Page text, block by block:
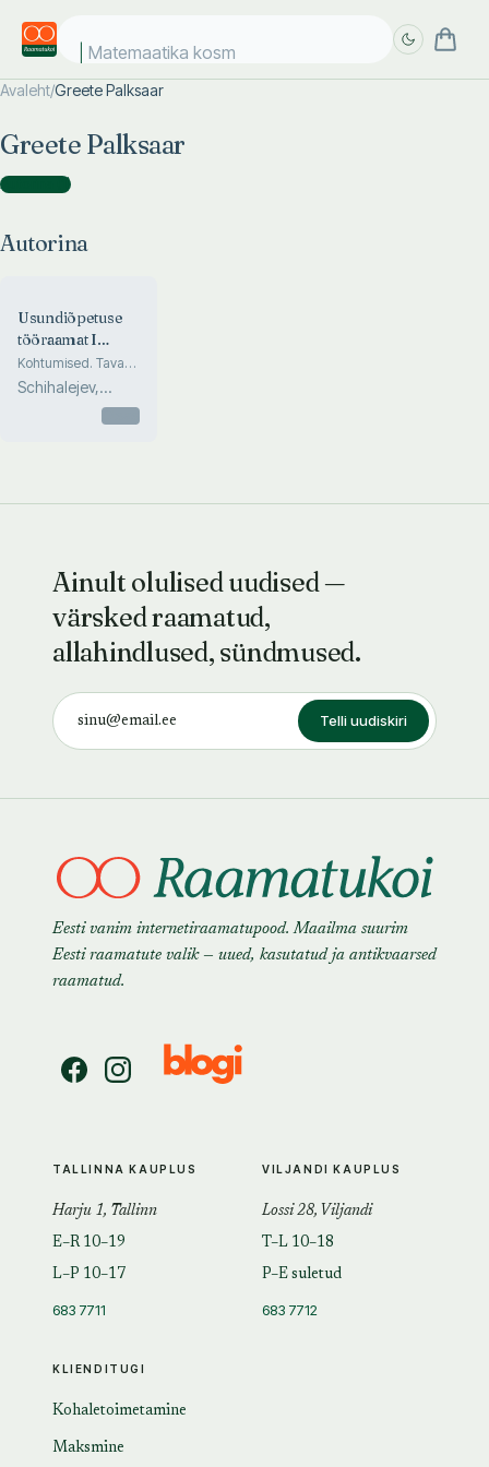
Matemaatika kosmo
Avaleht/Greete Palksaar
Greete Palksaar
Autorina )
Autorina
Usundiõpetuse
tööraamat I
kooliastmele
Kohtumised. Tavad,
lood ja väärtused
Schihalejev,
Toivonen, Tutsu,
Ainult olulised uudised —
värsked raamatud,
allahindlused, sündmused.
Telli uudiskiri
Eesti vanim internetiraamatupood. Maailma suurim
Eesti raamatute valik — uued, kasutatud ja antikvaarsed
raamatud.
KLIENDITUGI
Kohaletoimetamine
Maksmine
TALLINNA KAUPLUS
Harju 1, Tallinn
E–R 10–19
L–P 10–17
683 7711
VILJANDI KAUPLUS
Lossi 28, Viljandi
T–L 10–18
P–E suletud
683 7712